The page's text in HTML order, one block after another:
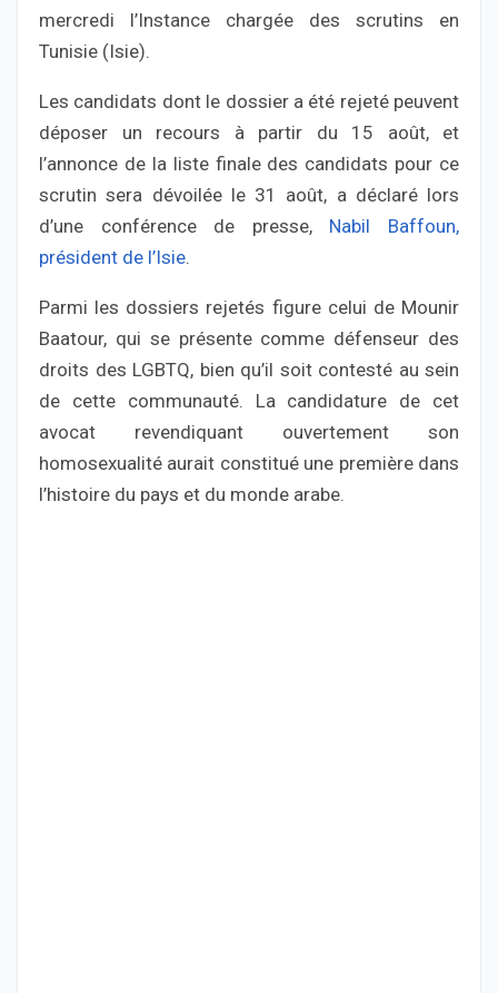
mercredi l’Instance chargée des scrutins en
Tunisie (Isie).
Les candidats dont le dossier a été rejeté peuvent
déposer un recours à partir du 15 août, et
l’annonce de la liste finale des candidats pour ce
scrutin sera dévoilée le 31 août, a déclaré lors
d’une conférence de presse, Nabil Baffoun,
président de l’Isie.
Parmi les dossiers rejetés figure celui de Mounir
Baatour, qui se présente comme défenseur des
droits des LGBTQ, bien qu’il soit contesté au sein
de cette communauté. La candidature de cet
avocat revendiquant ouvertement son
homosexualité aurait constitué une première dans
l’histoire du pays et du monde arabe.